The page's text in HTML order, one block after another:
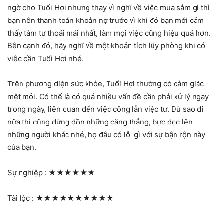
ngờ cho Tuổi Hợi nhưng thay vì nghĩ về việc mua sắm gì thì
bạn nên thanh toán khoản nợ trước vì khi đó bạn mới cảm
thấy tâm tư thoải mái nhất, làm mọi việc cũng hiệu quả hơn.
Bên cạnh đó, hãy nghĩ về một khoản tích lũy phòng khi có
việc cần Tuổi Hợi nhé.
Trên phương diện sức khỏe, Tuổi Hợi thường có cảm giác
mệt mỏi. Có thể là có quá nhiều vấn đề cần phải xử lý ngay
trong ngày, liên quan đến việc công lẫn việc tư. Dù sao đi
nữa thì cũng đừng dồn những căng thẳng, bực dọc lên
những người khác nhé, họ đâu có lỗi gì với sự bận rộn này
của bạn.
Sự nghiệp : ★★★★★★
Tài lộc : ★★★★★★★★★★